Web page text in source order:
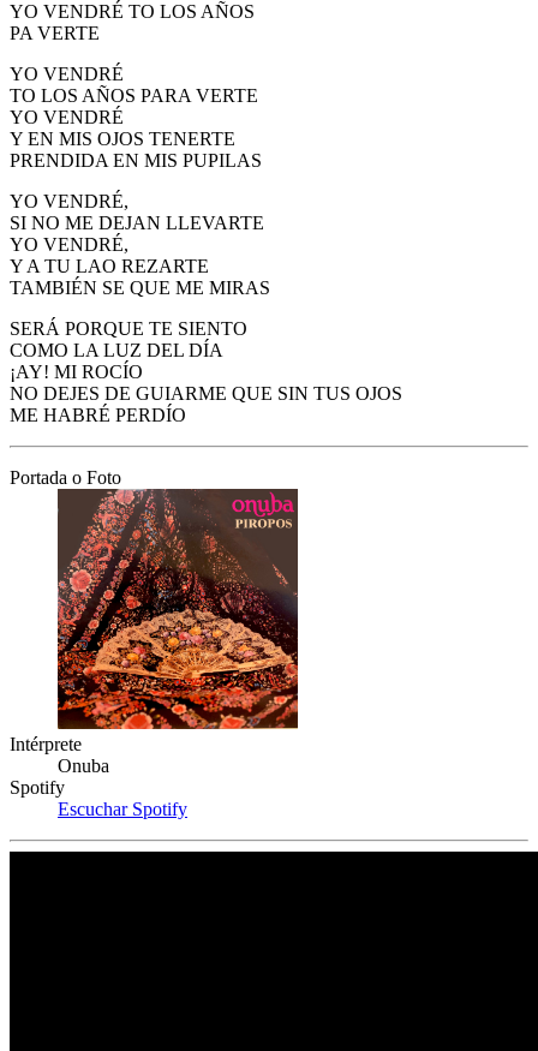
YO VENDRÉ TO LOS AÑOS
PA VERTE
YO VENDRÉ
TO LOS AÑOS PARA VERTE
YO VENDRÉ
Y EN MIS OJOS TENERTE
PRENDIDA EN MIS PUPILAS
YO VENDRÉ,
SI NO ME DEJAN LLEVARTE
YO VENDRÉ,
Y A TU LAO REZARTE
TAMBIÉN SE QUE ME MIRAS
SERÁ PORQUE TE SIENTO
COMO LA LUZ DEL DÍA
¡AY! MI ROCÍO
NO DEJES DE GUIARME QUE SIN TUS OJOS
ME HABRÉ PERDÍO
Portada o Foto
Intérprete
Onuba
Spotify
Escuchar Spotify